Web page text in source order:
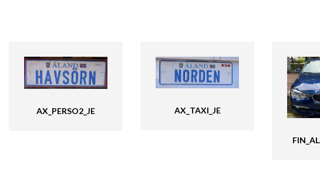
AX_PERSO2_JE AX_TAXI_JE